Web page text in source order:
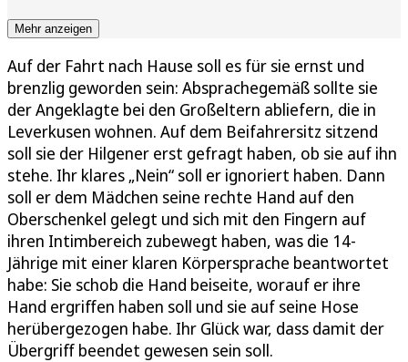
Mehr anzeigen
Auf der Fahrt nach Hause soll es für sie ernst und
brenzlig geworden sein: Absprachegemäß sollte sie
der Angeklagte bei den Großeltern abliefern, die in
Leverkusen wohnen. Auf dem Beifahrersitz sitzend
soll sie der Hilgener erst gefragt haben, ob sie auf ihn
stehe. Ihr klares „Nein“ soll er ignoriert haben. Dann
soll er dem Mädchen seine rechte Hand auf den
Oberschenkel gelegt und sich mit den Fingern auf
ihren Intimbereich zubewegt haben, was die 14-
Jährige mit einer klaren Körpersprache beantwortet
habe: Sie schob die Hand beiseite, worauf er ihre
Hand ergriffen haben soll und sie auf seine Hose
herübergezogen habe. Ihr Glück war, dass damit der
Übergriff beendet gewesen sein soll.